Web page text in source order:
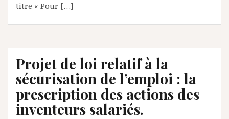
titre « Pour […]
Projet de loi relatif à la
sécurisation de l’emploi : la
prescription des actions des
inventeurs salariés.